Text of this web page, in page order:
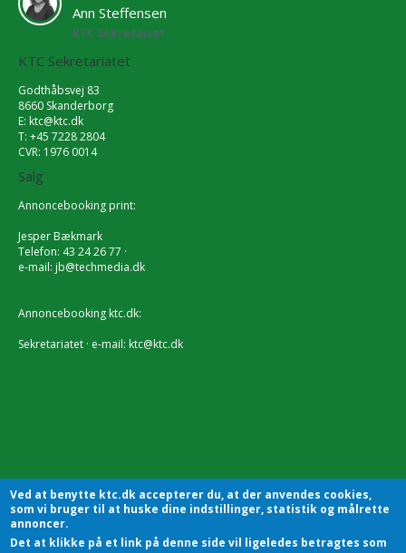
Ann Steffensen
KTC Sekretariat
KTC Sekretariatet
Godthåbsvej 83
8660 Skanderborg
E: ktc@ktc.dk
T: +45 7228 2804
CVR: 1976 0014
Salg
Annoncebooking print:
Jesper Bækmark
Telefon: 43 24 26 77 ·
e-mail: jb@techmedia.dk
Annoncebooking ktc.dk:
Sekretariatet · e-mail: ktc@ktc.dk
Ved at benytte ktc.dk accepterer du, at der anvendes cookies,
som vi bruger til at huske dine indstillinger, statistik og målrette
annoncer.
Det at klikke på et link på denne side vil ligeledes betragtes som